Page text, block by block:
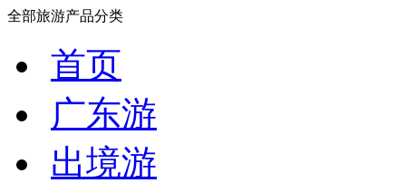
全部旅游产品分类
首页
广东游
出境游